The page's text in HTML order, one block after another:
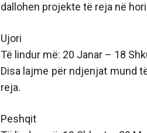
dallohen projekte të reja në
Ujori
Të lindur më: 20 Janar – 18
Disa lajme për ndjenjat mund
reja.
Peshqit